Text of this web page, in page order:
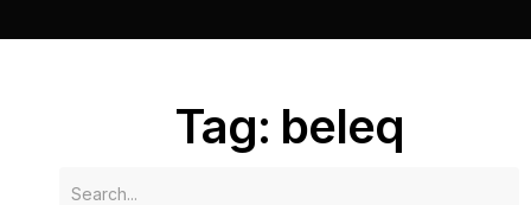
Tag: beleq